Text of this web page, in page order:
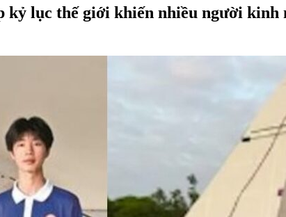
kỷ lục thế giới khiến nhiều người kinh